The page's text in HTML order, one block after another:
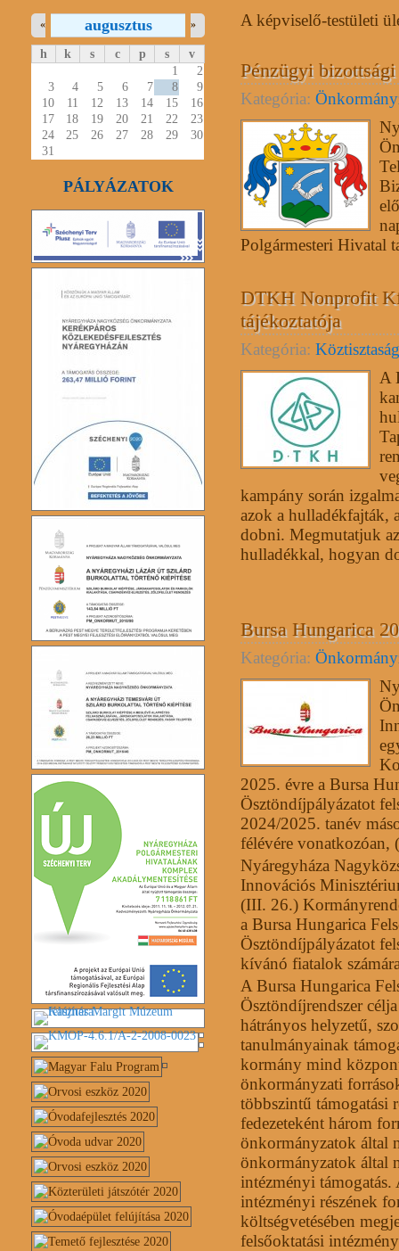
A képviselő-testületi
Pénzügyi
Kategória:
Polgármesteri Hivatal
DTKH Nonprofit
tájékoztatója
Kategória: Köztisztaság
A
kampány során
azok a hulladékfajták,
dobni. Megmutatjuk
hulladékkal, hogyan
Bursa Hungarica
Kategória:
2025. évre a Bursa
Ösztöndíjpályázatot
2024/2025. tanév
félévére vonatkozóan,
Nyáregyháza
Innovációs
(III. 26.)
a Bursa Hungarica
Ösztöndíjpályázatot
kívánó fiatalok
A Bursa Hungarica
Ösztöndíjrendszer
hátrányos helyzetű,
tanulmányainak
kormány mind
önkormányzati
többszintű támogatási
fedezeteként három
önkormányzatok által
önkormányzatok által
intézményi
intézményi részének
költségvetésében
felsőoktatási
augusztus
« »
h k s c p s
v
1
2
3
4 5 6 7 8
9
10
11 12 13 14 15
16
17
18 19 20 21 22
23
24
25 26 27 28 29
30
31
PÁLYÁZATOK